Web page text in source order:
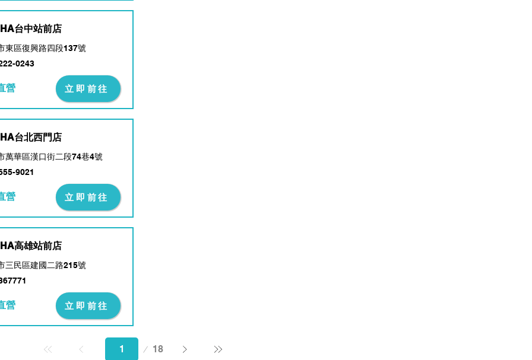
台中站前店
東區復興路四段137號
0243
營 立即前往
台北西門店
萬華區漢口街二段74巷4號
9021
營 立即前往
高雄站前店
三民區建國二路215號
營 立即前往
18